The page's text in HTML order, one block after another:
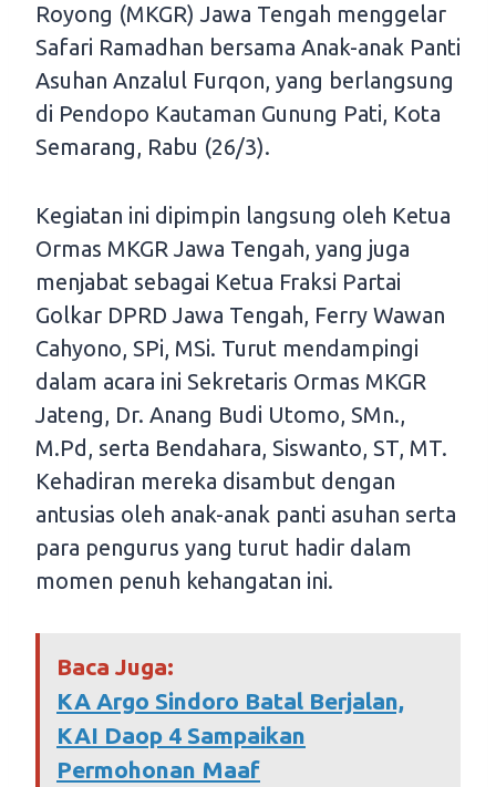
Royong (MKGR) Jawa Tengah menggelar
Safari Ramadhan bersama Anak-anak Panti
Asuhan Anzalul Furqon, yang berlangsung
di Pendopo Kautaman Gunung Pati, Kota
Semarang, Rabu (26/3).
Kegiatan ini dipimpin langsung oleh Ketua
Ormas MKGR Jawa Tengah, yang juga
menjabat sebagai Ketua Fraksi Partai
Golkar DPRD Jawa Tengah, Ferry Wawan
Cahyono, SPi, MSi. Turut mendampingi
dalam acara ini Sekretaris Ormas MKGR
Jateng, Dr. Anang Budi Utomo, SMn.,
M.Pd, serta Bendahara, Siswanto, ST, MT.
Kehadiran mereka disambut dengan
antusias oleh anak-anak panti asuhan serta
para pengurus yang turut hadir dalam
momen penuh kehangatan ini.
Baca Juga:
KA Argo Sindoro Batal Berjalan,
KAI Daop 4 Sampaikan
Permohonan Maaf